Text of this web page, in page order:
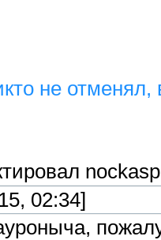
не отменял,
02:34]